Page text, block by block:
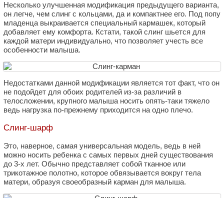
Несколько улучшенная модификация предыдущего варианта,
он легче, чем слинг с кольцами, да и компактнее его. Под попу
младенца выкраивается специальный кармашек, который
добавляет ему комфорта. Кстати, такой слинг шьется для
каждой матери индивидуально, что позволяет учесть все
особенности малыша.
Недостатками данной модификации является тот факт, что он
не подойдет для обоих родителей из-за различий в
телосложении, крупного малыша носить опять-таки тяжело
ведь нагрузка по-прежнему приходится на одно плечо.
Слинг-шарф
Это, наверное, самая универсальная модель, ведь в ней
можно носить ребенка с самых первых дней существования
до 3-х лет. Обычно представляет собой тканное или
трикотажное полотно, которое обвязывается вокруг тела
матери, образуя своеобразный карман для малыша.